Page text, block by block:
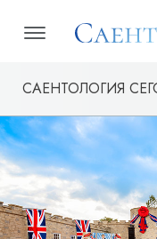
САЕНТОЛОГИЯ